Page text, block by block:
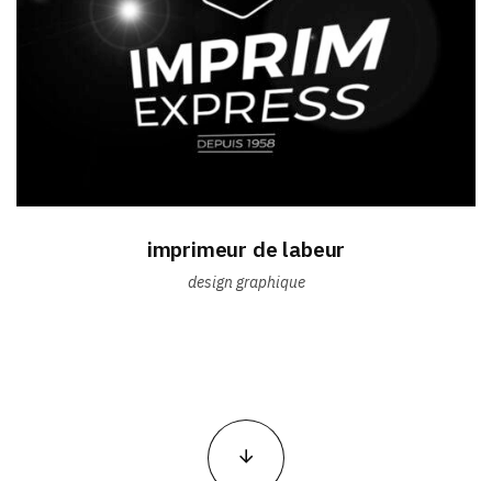
imprimeur de labeur
design graphique